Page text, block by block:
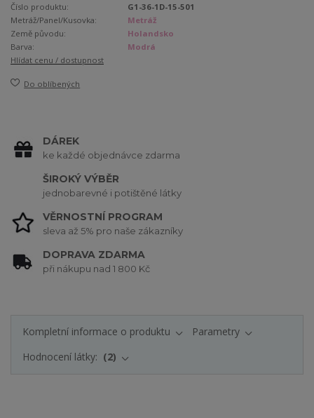
Číslo produktu:
G1-36-1D-15-501
Metráž/Panel/Kusovka:
Metráž
Země původu:
Holandsko
Barva:
Modrá
Hlídat cenu / dostupnost
Do oblíbených
DÁREK
ke každé objednávce zdarma
ŠIROKÝ VÝBĚR
jednobarevné i potištěné látky
VĚRNOSTNÍ PROGRAM
sleva až 5% pro naše zákazníky
DOPRAVA ZDARMA
při nákupu nad 1 800 Kč
Kompletní informace o produktu
Parametry
Hodnocení látky:
2